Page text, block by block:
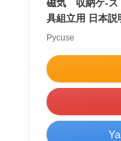
磁気 収納ケ-ス
具組立用 日本説
Pycuse